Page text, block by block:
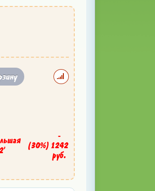
(30%)
-
1242
руб.